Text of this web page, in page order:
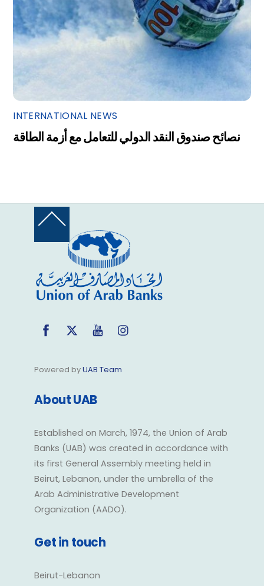
INTERNATIONAL NEWS
نصائح صندوق النقد الدولي للتعامل مع أزمة الطاقة
Back
Top
FacebookTwitter YouTube
Powered byUAB Team
About UAB
Established on March, 1974, the Union of Arab
Banks (UAB) was created in accordance with
its first General Assembly meeting held in
Beirut, Lebanon, under the umbrella of the
Arab Administrative Development
Organization (AADO).
Get in touch
Beirut-Lebanon